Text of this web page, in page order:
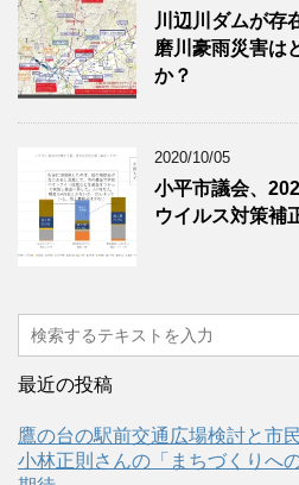
川辺川ダムが存
磨川豪雨災害は
か？
2020/10/05
小平市議会、
ウイルス対策補
最近の投稿
鷹の台の駅前交通広場検討と市
小林正則さんの「まちづくりへ